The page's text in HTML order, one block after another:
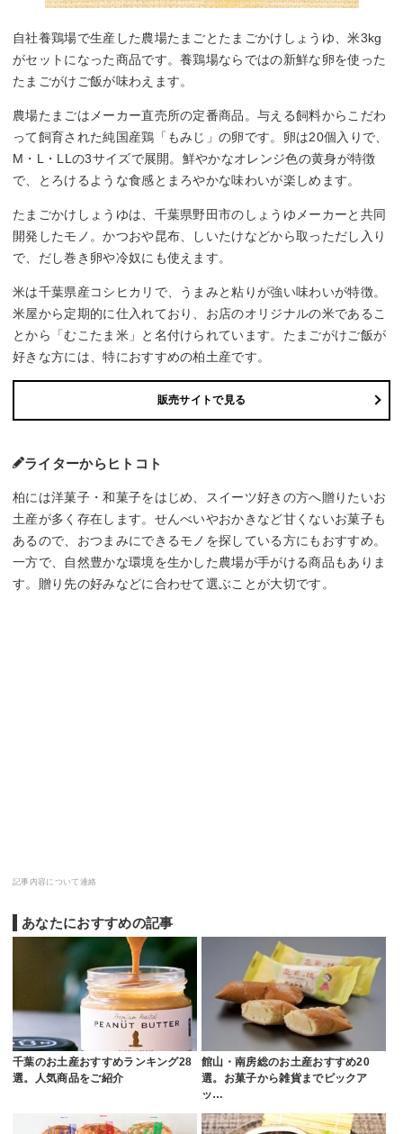
自社養鶏場で生産した農場たまごとたまごかけしょうゆ、米3kg
がセットになった商品です。養鶏場ならではの新鮮な卵を使った
たまごがけご飯が味わえます。
農場たまごはメーカー直売所の定番商品。与える飼料からこだわ
って飼育された純国産鶏「もみじ」の卵です。卵は20個入りで、
M・L・LLの3サイズで展開。鮮やかなオレンジ色の黄身が特徴
で、とろけるような食感とまろやかな味わいが楽しめます。
たまごかけしょうゆは、千葉県野田市のしょうゆメーカーと共同
開発したモノ。かつおや昆布、しいたけなどから取っただし入り
で、だし巻き卵や冷奴にも使えます。
米は千葉県産コシヒカリで、うまみと粘りが強い味わいが特徴。
米屋から定期的に仕入れており、お店のオリジナルの米であるこ
とから「むこたま米」と名付けられています。たまごがけご飯が
好きな方には、特におすすめの柏土産です。
販売サイトで見る
ライターからヒトコト
柏には洋菓子・和菓子をはじめ、スイーツ好きの方へ贈りたいお
土産が多く存在します。せんべいやおかきなど甘くないお菓子も
あるので、おつまみにできるモノを探している方にもおすすめ。
一方で、自然豊かな環境を生かした農場が手がける商品もありま
す。贈り先の好みなどに合わせて選ぶことが大切です。
記事内容について連絡
あなたにおすすめの記事
千葉のお土産おすすめランキング28
選。人気商品をご紹介
館山・南房総のお土産おすすめ20
選。お菓子から雑貨までピックア
ッ…